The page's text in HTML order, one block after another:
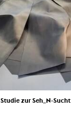
Studie zur Seh_N-Sucht